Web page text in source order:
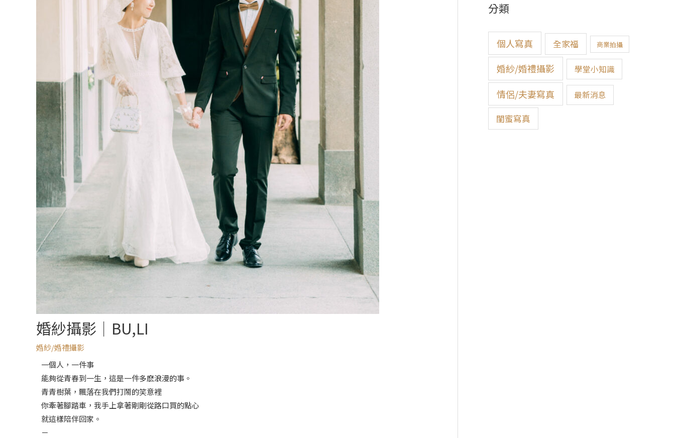
婚紗攝影｜BU,LI
婚紗/婚禮攝影
一個人，一件事
能夠從青春到一生，這是一件多麽浪漫的事。
青青樹葉，飄落在我們打鬧的笑意裡
你牽著腳踏車，我手上拿著剛剛從路口買的點心
就這樣陪伴回家。
－
鍵
字
分類
個人寫真 全家福 商業拍攝
婚紗/婚禮攝影 學堂小知識
情侶/夫妻寫真 最新消息
閨蜜寫真